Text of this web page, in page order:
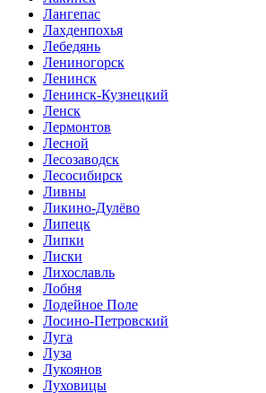
Лангепас
Лахденпохья
Лебедянь
Лениногорск
Ленинск
Ленинск-Кузнецкий
Ленск
Лермонтов
Лесной
Лесозаводск
Лесосибирск
Ливны
Ликино-Дулёво
Липецк
Липки
Лиски
Лихославль
Лобня
Лодейное Поле
Лосино-Петровский
Луга
Луза
Лукоянов
Луховицы